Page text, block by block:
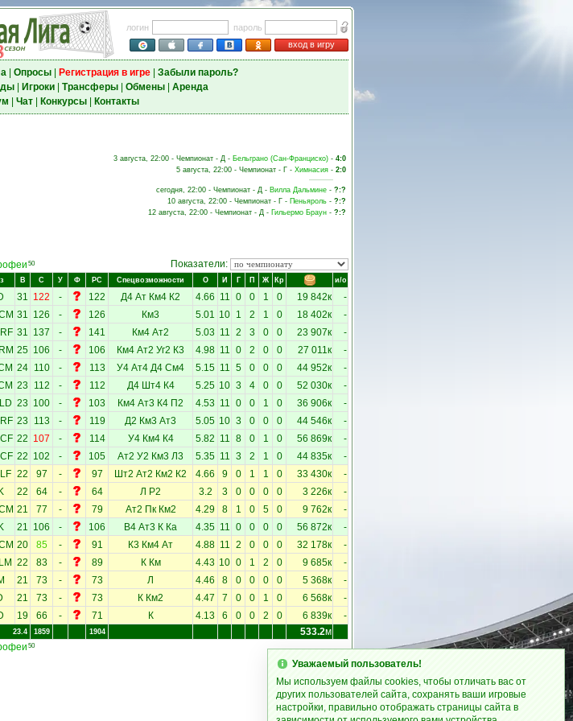
логин
пароль
вход в игру
| Опросы| Регистрация в игре| Забыли пароль?
| Игроки| Трансферы| Обмены| Аренда
Чат| Конкурсы| Контакты
3 августа, 22:00 - Чемпионат - Д - Бельграно (Сан-Франциско) - 4:0
5 августа, 22:00 - Чемпионат - Г - Химнасия - 2:0
сегодня, 22:00 - Чемпионат - Д - Вилла Дальмине - ?:?
10 августа, 22:00 - Чемпионат - Г - Пеньяроль - ?:?
12 августа, 22:00 - Чемпионат - Д - Гильермо Браун - ?:?
50 Показатели:
В С У Ф РС Спецвозможности О И Г П Ж Кр и/о
31 122 - 122 Д4 Ат Км4 К2 4.66 11 0 0 1 0 19 842к -
31 126 - 126 Км3 5.01 10 1 2 1 0 18 402к -
RF 31 137 - 141 Км4 Ат2 5.03 11 2 3 0 0 23 907к -
RM 25 106 - 106 Км4 Ат2 Уг2 К3 4.98 11 0 2 0 0 27 011к -
24 110 - 113 У4 Ат4 Д4 См4 5.15 11 5 0 0 0 44 952к -
23 112 - 112 Д4 Шт4 К4 5.25 10 3 4 0 0 52 030к -
LD 23 100 - 103 Км4 Ат3 К4 П2 4.53 11 0 0 1 0 36 906к -
RF 23 113 - 119 Д2 Км3 Ат3 5.05 10 3 0 0 0 44 546к -
CF 22 107 - 114 У4 Км4 К4 5.82 11 8 0 1 0 56 869к -
CF 22 102 - 105 Ат2 У2 Км3 Л3 5.35 11 3 2 1 0 44 835к -
LF 22 97 - 97 Шт2 Ат2 Км2 К2 4.66 9 0 1 1 0 33 430к -
22 64 - 64 Л Р2 3.2 3 0 0 0 0 3 226к -
21 77 - 79 Ат2 Пк Км2 4.29 8 1 0 5 0 9 762к -
21 106 - 106 В4 Ат3 К Ка 4.35 11 0 0 0 0 56 872к -
20 85 - 91 К3 Км4 Ат 4.88 11 2 0 0 0 32 178к -
LM 22 83 - 89 К Км 4.43 10 0 1 2 0 9 685к -
21 73 - 73 Л 4.46 8 0 0 0 0 5 368к -
21 73 - 73 К Км2 4.47 7 0 0 1 0 6 568к -
19 66 - 71 К 4.13 6 0 0 2 0 6 839к -
23.4 1859 1904 533.2м
50
Уважаемый пользователь!
Мы используем файлы cookies, чтобы отличать вас от
других пользователей сайта, сохранять ваши игровые
настройки, правильно отображать страницы сайта в